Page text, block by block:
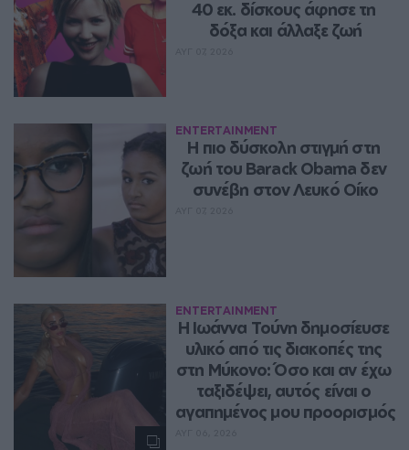
40 εκ. δίσκους άφησε τη
δόξα και άλλαξε ζωή
ENTERTAINMENT
Η πιο δύσκολη στιγμή στη
ζωή του Barack Obama δεν
συνέβη στον Λευκό Οίκο
ENTERTAINMENT
Η Ιωάννα Τούνη δημοσίευσε
υλικό από τις διακοπές της
στη Μύκονο: Όσο και αν έχω
ταξιδέψει, αυτός είναι ο
αγαπημένος μου προορισμός